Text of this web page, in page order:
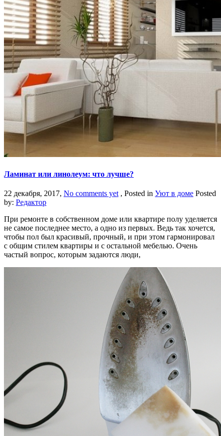
Ламинат или линолеум: что лучше?
22 декабря, 2017, No comments yet , Posted in Уют в доме Posted
by: Редактор
При ремонте в собственном доме или квартире полу уделяется
не самое последнее место, а одно из первых. Ведь так хочется,
чтобы пол был красивый, прочный, и при этом гармонировал
с общим стилем квартиры и с остальной мебелью. Очень
частый вопрос, которым задаются люди,